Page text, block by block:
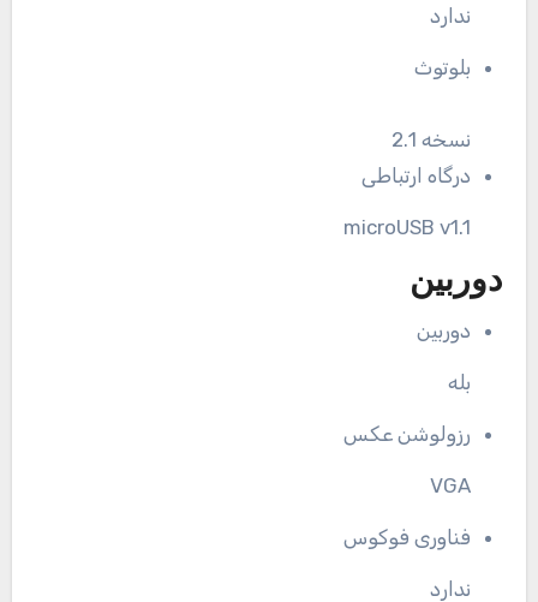
ندارد
بلوتوث
نسخه 2.1
درگاه ارتباطی
microUSB v1.1
دوربین
دوربین
بله
رزولوشن عکس
VGA
فناوری فوکوس
ندارد